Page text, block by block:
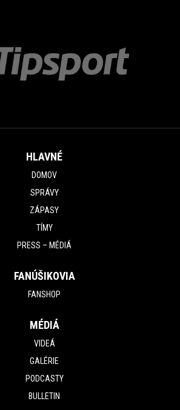
HLAVNÉ
DOMOV
SPRÁVY
ZÁPASY
TÍMY
PRESS – MÉDIÁ
FANÚŠIKOVIA
FANSHOP
MÉDIÁ
VIDEÁ
GALÉRIE
PODCASTY
BULLETIN